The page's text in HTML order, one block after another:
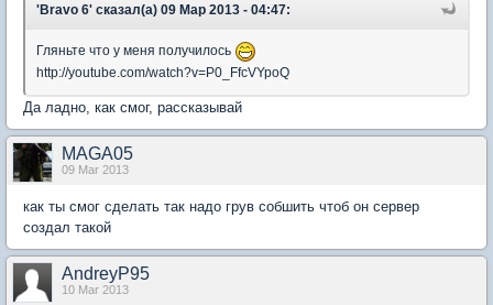
'Bravo 6' сказал(а) 09 Мар 2013 - 04:47:
Гляньте что у меня получилось
http://youtube.com/watch?v=P0_FfcVYpoQ
Да ладно, как смог, рассказывай
MAGA05
09 Mar 2013
как ты смог сделать так надо грув собшить чтоб он сервер
создал такой
AndreyP95
10 Mar 2013